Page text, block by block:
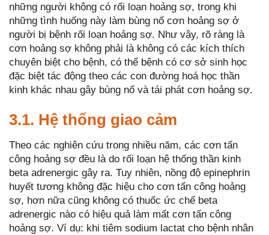
những người không có rối loạn hoảng sợ, trong khi
những tình huống này làm bùng nổ cơn hoảng sợ ở
người bị bệnh rối loạn hoảng sợ. Như vậy, rõ ràng là
cơn hoảng sợ không phải là không có các kích thích
chuyên biệt cho bệnh, có thể bệnh có cơ sở sinh học
đặc biệt tác động theo các con đường hoá học thần
kinh khác nhau gây bùng nổ và tái phát cơn hoảng sợ.
3.1. Hệ thống giao cảm
Theo các nghiên cứu trong nhiều năm, các cơn tấn
công hoảng sợ đều là do rối loạn hệ thống thần kinh
beta adrenergic gây ra. Tuy nhiên, nồng độ epinephrin
huyết tương không đặc hiệu cho cơn tấn công hoảng
sợ, hơn nữa cũng không có thuốc ức chế beta
adrenergic nào có hiệu quả làm mất cơn tấn công
hoảng sợ. Ví dụ: khi tiêm sodium lactat cho bệnh nhân